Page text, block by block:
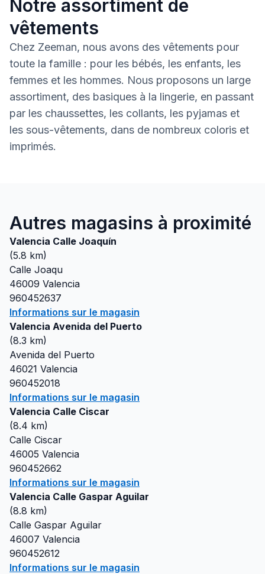
Notre assortiment de
vêtements
Chez Zeeman, nous avons des vêtements pour
toute la famille : pour les bébés, les enfants, les
femmes et les hommes. Nous proposons un large
assortiment, des basiques à la lingerie, en passant
par les chaussettes, les collants, les pyjamas et
les sous-vêtements, dans de nombreux coloris et
imprimés.
Autres magasins à proximité
Valencia Calle Joaquín
(5.8 km)
Calle Joaqu
46009 Valencia
960452637
Informations sur le magasin
Valencia Avenida del Puerto
(8.3 km)
Avenida del Puerto
46021 Valencia
960452018
Informations sur le magasin
Valencia Calle Ciscar
(8.4 km)
Calle Ciscar
46005 Valencia
960452662
Informations sur le magasin
Valencia Calle Gaspar Aguilar
(8.8 km)
Calle Gaspar Aguilar
46007 Valencia
960452612
Informations sur le magasin